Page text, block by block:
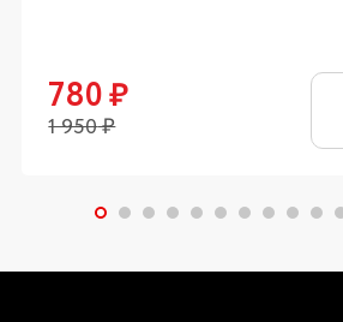
780₽
1 950₽